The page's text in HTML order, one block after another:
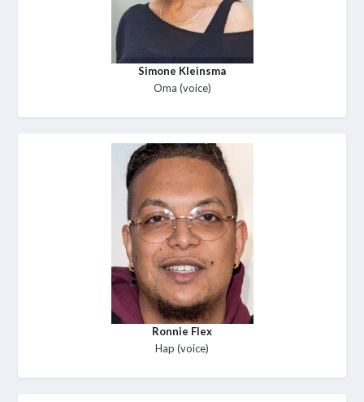
Simone Kleinsma
Oma (voice)
Ronnie Flex
Hap (voice)